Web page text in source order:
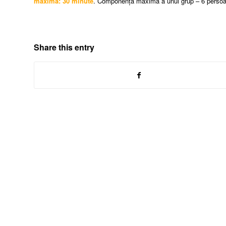
Share this entry